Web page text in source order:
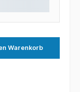
Warenkorb